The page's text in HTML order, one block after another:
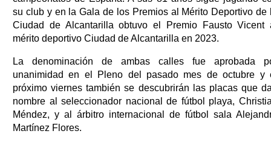
su club y en la Gala de los Premios al Mérito Deportivo de
Ciudad de Alcantarilla obtuvo el Premio Fausto Vicent
mérito deportivo Ciudad de Alcantarilla en 2023.
La denominación de ambas calles fue aprobada
unanimidad en el Pleno del pasado mes de octubre y
próximo viernes también se descubrirán las placas que
nombre al seleccionador nacional de fútbol playa,
Méndez, y al árbitro internacional de fútbol sala
Martínez Flores.